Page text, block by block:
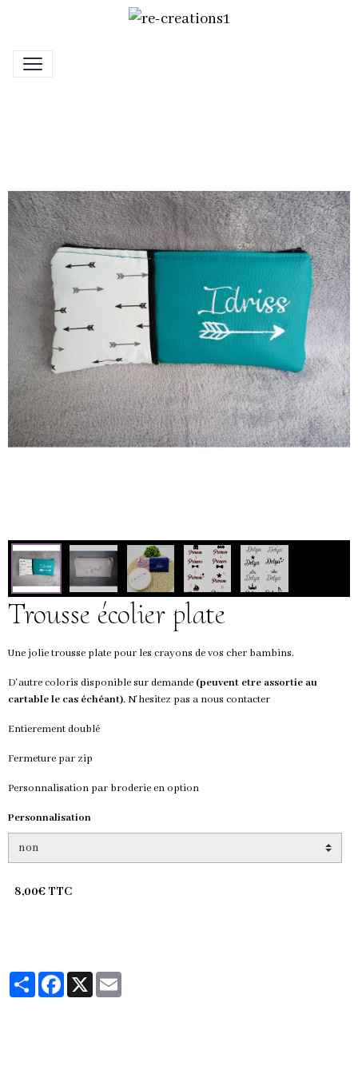
Trousse écolier plate
Une jolie trousse plate pour les crayons de vos cher bambins.
D'autre coloris disponible sur demande (peuvent etre assortie au
cartable le cas échéant). N'hesitez pas a nous contacter
Entierement doublé
Fermeture par zip
Personnalisation par broderie en option
Personnalisation
8,00€ TTC
PartagerFacebook
X